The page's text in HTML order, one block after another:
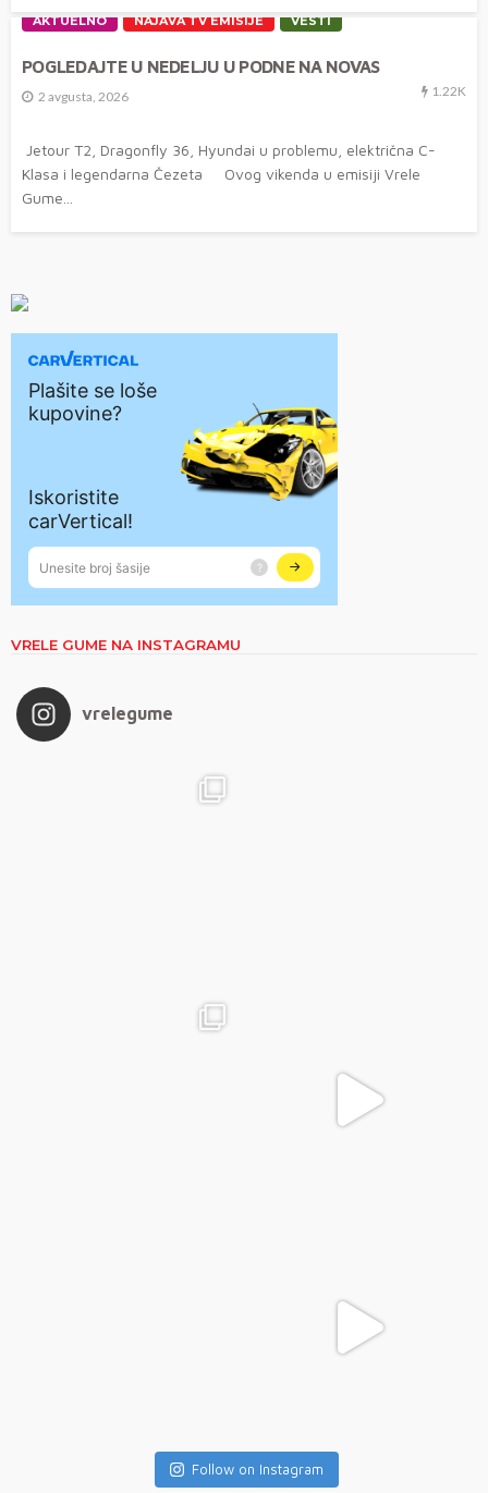
AKTUELNO NAJAVA TV EMISIJE VESTI
POGLEDAJTE U NEDELJU U PODNE NA NOVAS
2 avgusta, 2026 1.22K
Jetour T2, Dragonfly 36, Hyundai u problemu, električna C-
Klasa i legendarna Čezeta Ovog vikenda u emisiji Vrele
Gume...
VRELE GUME NA INSTAGRAMU
vrelegume
Follow on Instagram